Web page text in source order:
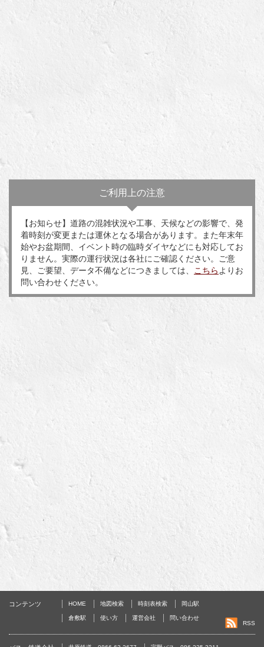
ご利用上の注意
【お知らせ】道路の混雑状況や工事、天候などの影響で、発
着時刻が変更または運休となる場合があります。また年末年
始やお盆期間、イベント時の臨時ダイヤなどにも対応してお
りません。実際の運行状況は各社にご確認ください。ご意
見、ご要望、データ不備などにつきましては、
こちら よりお
問い合わせください。
コンテンツ HOME 地図検索 時刻表検索 岡山駅
倉敷駅 使い方 運営会社
問い合わせ
RSS